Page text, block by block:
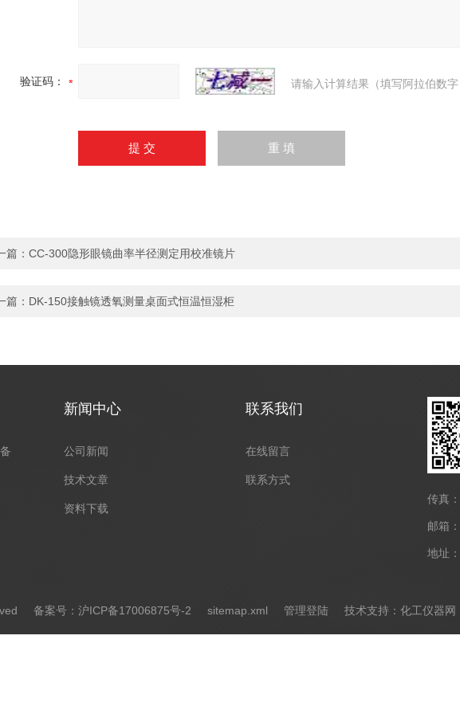
验证码： 请输入计算结果（填写阿拉伯数
篇： CC-300隐形眼镜曲率半径测定用校准镜片
篇： DK-150接触镜透氧测量桌面式恒温恒湿柜
新闻中心
公司新闻
技术文章
资料下载
联系我们
在线留言
联系方式
传真：
邮箱
地址
备案号：沪ICP备17006875号-2 sitemap.xml 管理登陆 技术支持： 化工仪器网